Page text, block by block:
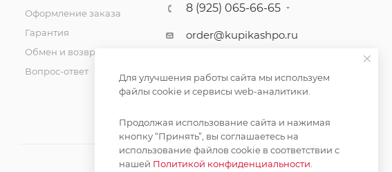
Оформление заказа
Гарантия
Обмен и возврат
Вопрос-ответ
8 (925) 065-66-65
order@kupikashpo.ru
Для улучшения работы сайта мы используем
файлы cookie и сервисы web-аналитики.
Продолжая использование сайта и нажимая
кнопку “Принять”, вы соглашаетесь на
использование файлов cookie в соответствии с
нашей Политикой конфиденциальности.